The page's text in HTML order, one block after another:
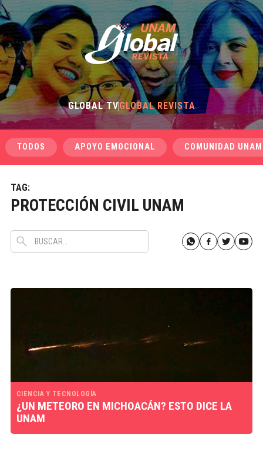
GLOBAL TVGLOBAL REVISTA
TODOS APOYO EMOCIONAL COMUNIDAD UNAM
TAG:
PROTECCIÓN CIVIL UNAM
CIENCIA Y TECNOLOGÍA
¿UN METEORO EN MICHOACÁN? ESTO DICE LA
UNAM